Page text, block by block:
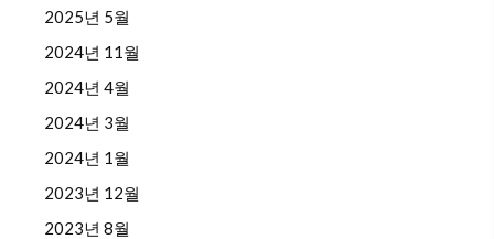
2025년 5월
2024년 11월
2024년 4월
2024년 3월
2024년 1월
2023년 12월
2023년 8월